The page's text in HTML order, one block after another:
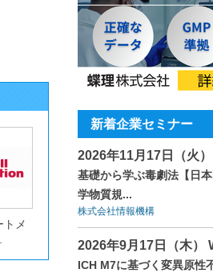
トメ
新着企業セミナー
2026年11月17日（火
基礎から学ぶ毒劇法【日
学物質規...
株式会社情報機構
2026年9月17日（木）
ICH M7に基づく変異原性